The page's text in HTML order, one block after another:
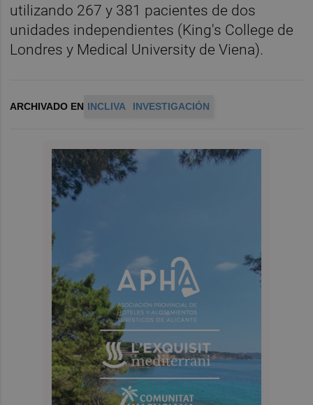
utilizando 267 y 381 pacientes de dos
unidades independientes (King's College de
Londres y Medical University de Viena).
ARCHIVADO EN INCLIVA INVESTIGACIÓN